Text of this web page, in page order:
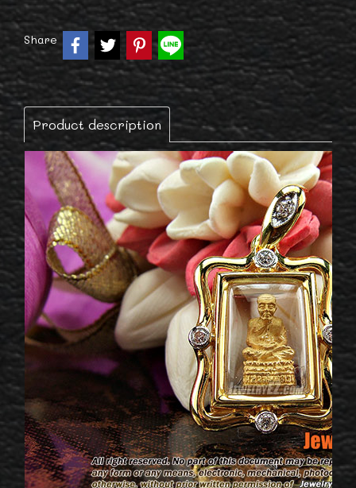
Share
Product description